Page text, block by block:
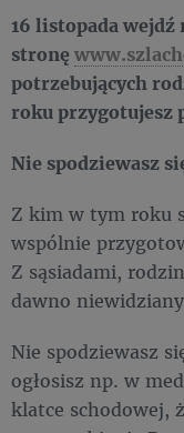
16 listopada wejdź
stronę
potrzebujących
roku przygotujesz
Nie spodziewasz
Z kim w tym roku
wspólnie
Z sąsiadami,
dawno
Nie spodziewasz
ogłosisz np. w
klatce schodowej,